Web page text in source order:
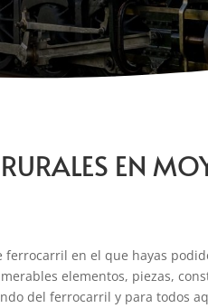
EN
en el que hayas
elementos, piezas,
del ferrocarril y para todos